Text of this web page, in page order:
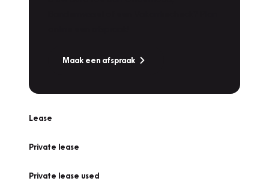
Maak een afspraak
Lease
Private lease
Private lease used